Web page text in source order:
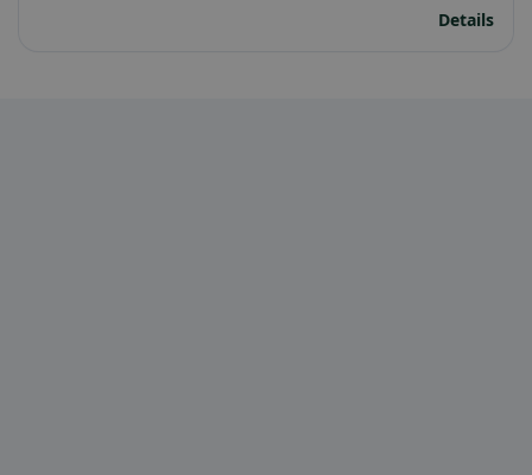
Details